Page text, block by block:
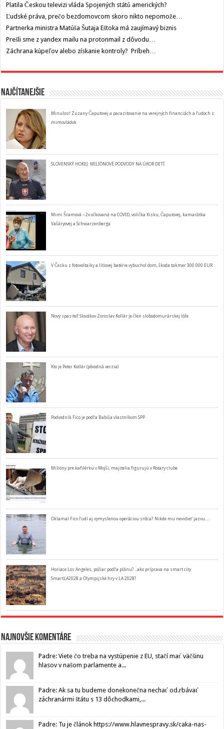
Platila Českou televizi vláda Spojených států amerických?
Ľudské práva, prečo bezdomovcom skoro nikto nepomože…
Partnerka ministra Matúša Šutaja Eštoka má zaujímavý biznis
Prešli sme z yandex mailu na protonmail z dôvodu…
Záchrana kúpeľov alebo získanie kontroly? Príbeh…
Najčítanejšie
Minulosť Zuzany Čaputovej a parazitovanie na verejných financiách a ľudoch z
mimovládok
SLOVENSKÝ HOKEJ: MILIÓNOVÉ PODVODY NA ÚKOR DETÍ
Mimi Šramová – 2x očkovaná na COVID, volička Kisku, Čaputovej, kamarátka
Vašáryovej a Schwarzenberga
V Česku z fotovoltaiky a lítiovej batérie vybuchol dom, škoda takmer 300 000 EUR
Nový spasiteľ Slovákov Zoroslav Kollár je člen slobodomurárskej lóže
Kto je Peter Kotlár (pôvodná verzia)
Podvodník Fico je podľa Babiša vlastníkom SPP
Milióny pre kafilérku v Mojši, majitelia figurujú v Rotary clube
Oklamal Fico ľudí aj vymyslenou operáciou srdca? Nikde mu nevidieť jazvu…
Horiace Los Angeles, požiar podľa plánu? ..ako príprava na smart city
SmartLA2028 a Olympijské hry v LA 2028?
Najnovšie komentáre
Padre: Viete čo treba na vystúpenie z EU, stačí mať väčšinu
hlasov v našom parlamente a...
Padre: Ak sa tu budeme donekonečna nechať od.rbávať
záchranármi štátu s 13 dôchodkami,...
Padre: Tu je článok https://www.hlavnespravy.sk/caka-nas-